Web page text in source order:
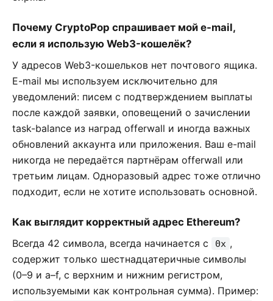
Почему CryptoPop спрашивает мой e-mail,
если я использую Web3-кошелёк?
У адресов Web3-кошельков нет почтового ящика.
E-mail мы используем исключительно для
уведомлений: писем с подтверждением выплаты
после каждой заявки, оповещений о зачислении
task-balance из наград offerwall и иногда важных
обновлений аккаунта или приложения. Ваш e-mail
никогда не передаётся партнёрам offerwall или
третьим лицам. Одноразовый адрес тоже отлично
подходит, если не хотите использовать основной.
Как выглядит корректный адрес Ethereum?
Всегда 42 символа, всегда начинается с
0x ,
содержит только шестнадцатеричные символы
(0–9 и a–f, с верхним и нижним регистром,
используемыми как контрольная сумма). Пример: